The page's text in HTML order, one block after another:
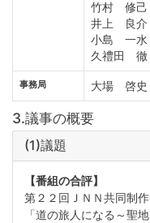
竹村 修己
井上 良介
小島 一水
久禮田 徹
事務局 大場 啓史
3.議事の概要
(1)議題
【番組の合評】
第２２回ＪＮＮ共同制
「道の旅人になる～聖